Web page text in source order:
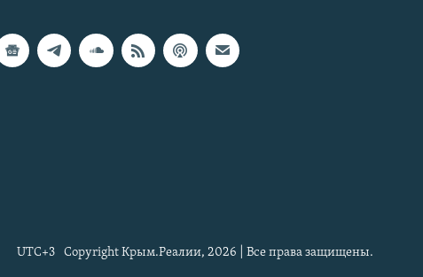
Copyright Крым.Реалии, 2026 | Все права защищены.
UTC+3